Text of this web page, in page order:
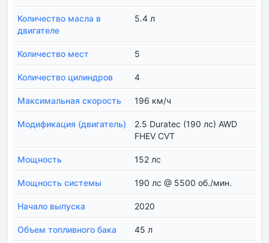
Количество масла в
двигателе
5.4 л
Количество мест 5
Количество цилиндров 4
Максимальная скорость 196 км/ч
Модификация (двигатель)
2.5 Duratec (190 лс) AWD
FHEV CVT
Мощность 152 лс
Мощность системы 190 лс @ 5500 об./мин.
Начало выпуска 2020
Объем топливного бака 45 л